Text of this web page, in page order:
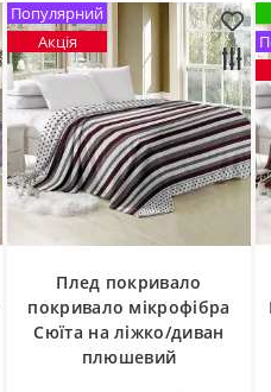
Популярний
Акція
Плед покривало
покривало мікрофібра
Сюїта на ліжко/диван
плюшевий